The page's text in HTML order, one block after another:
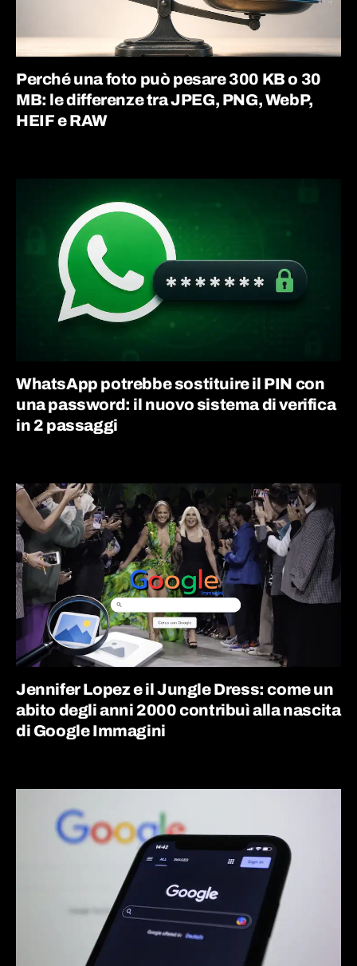
Perché una foto può pesare 300 KB o 30
MB: le differenze tra JPEG, PNG, WebP,
HEIF e RAW
WhatsApp potrebbe sostituire il PIN con
una password: il nuovo sistema di verifica
in 2 passaggi
Jennifer Lopez e il Jungle Dress: come un
abito degli anni 2000 contribuì alla nascita
di Google Immagini